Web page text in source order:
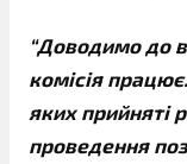
“Доводимо до
комісія
яких прийняті
проведення